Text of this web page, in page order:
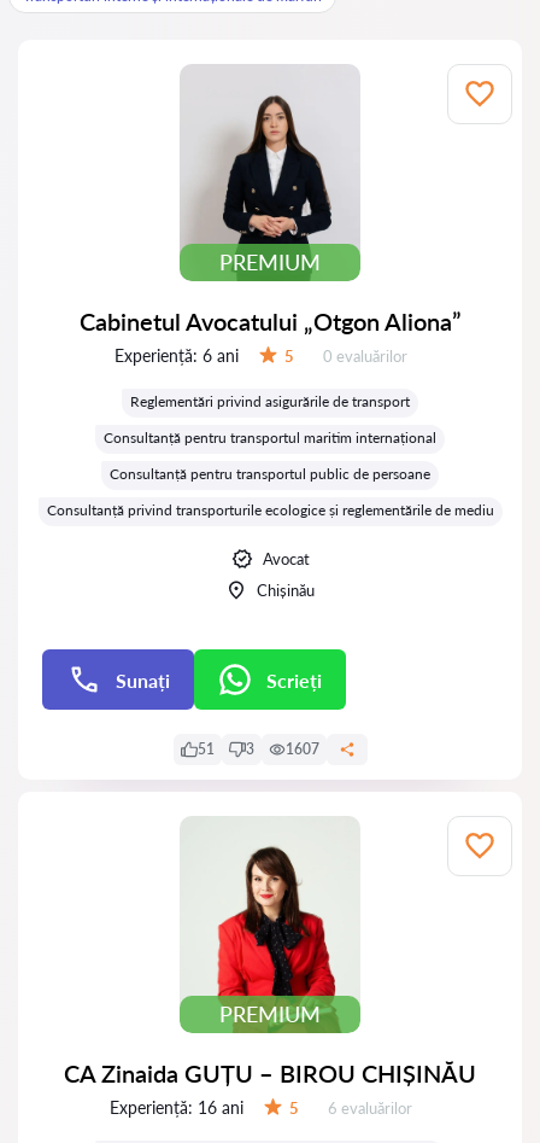
PREMIUM
Cabinetul Avocatului „Otgon Aliona”
Experiență: 6 ani 5 Evaluărilor:
0 evaluărilor
Reglementări privind asigurările de transport
Consultanță pentru transportul maritim internațional
Consultanță pentru transportul public de persoane
Consultanță privind transporturile ecologice și reglementările de mediu
Avocat
Chișinău
Sunați Scrieți
51 3 1607
PREMIUM
CA Zinaida GUȚU – BIROU CHIȘINĂU
Experiență: 16 ani 5 Evaluărilor:
6 evaluărilor